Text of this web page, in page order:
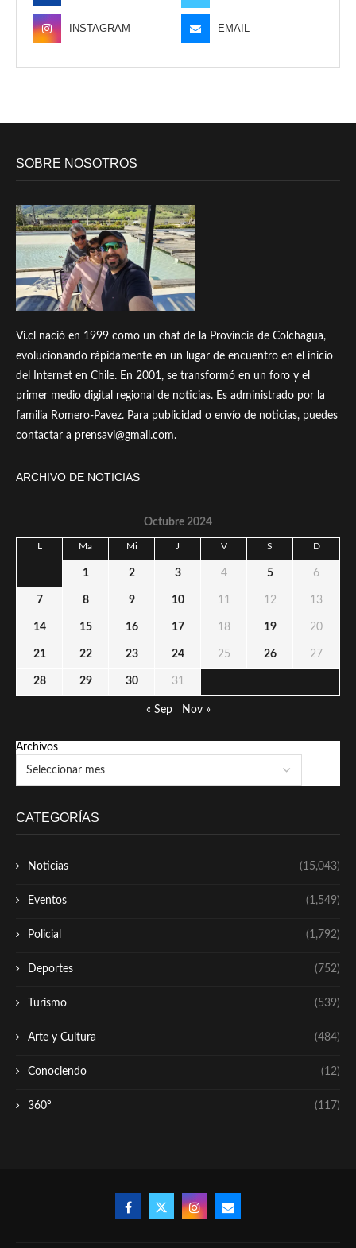
INSTAGRAM EMAIL
SOBRE NOSOTROS
Vi.cl nació en 1999 como un chat de la Provincia de Colchagua,
evolucionando rápidamente en un lugar de encuentro en el inicio
del Internet en Chile. En 2001, se transformó en un foro y el
primer medio digital regional de noticias. Es administrado por la
familia Romero-Pavez. Para publicidad o envío de noticias, puedes
contactar a prensavi@gmail.com.
ARCHIVO DE NOTICIAS
Octubre 2024
L Ma Mi J V S D
1 2 3 4 5 6
7 8 9 10 11 12 13
14 15 16 17 18 19 20
21 22 23 24 25 26 27
28 29 30 31
« Sep Nov »
Archivos
CATEGORÍAS
Noticias (15,043)
Eventos (1,549)
Policial (1,792)
Deportes (752)
Turismo (539)
Arte y Cultura (484)
Conociendo (12)
360º (117)